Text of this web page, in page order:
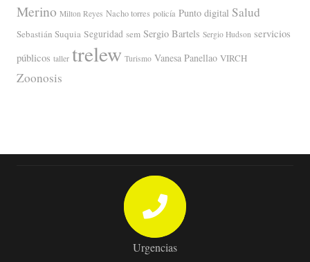
Merino Milton Reyes Nacho torres policía Punto digital Salud
Sebastián Suquia Seguridad sem Sergio Bartels Sergio Hudson servicios
públicos taller trelew Turismo Vanesa Panellao VIRCH
Zoonosis
Urgencias